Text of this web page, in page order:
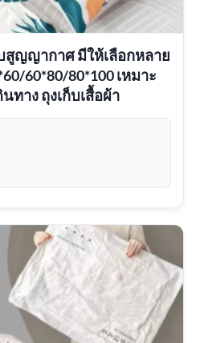
สูญญากาศ มีให้เลือกหลาย
60*80/80*100 เหมาะ
ทาง ถุงเก็บเสื้อผ้า